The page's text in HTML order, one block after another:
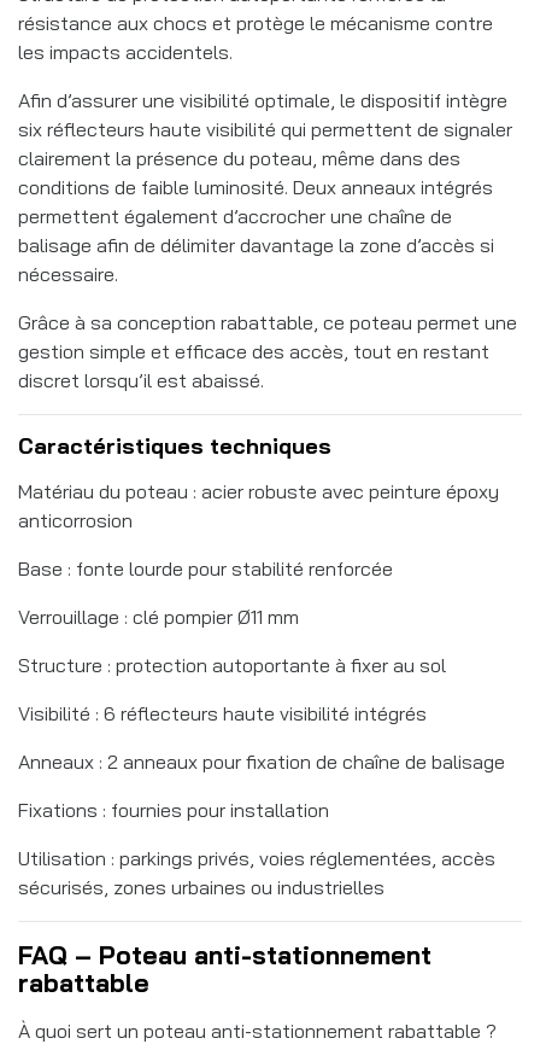
résistance aux chocs et protège le mécanisme contre
les impacts accidentels.
Afin d’assurer une visibilité optimale, le dispositif intègre
six réflecteurs haute visibilité qui permettent de signaler
clairement la présence du poteau, même dans des
conditions de faible luminosité. Deux anneaux intégrés
permettent également d’accrocher une chaîne de
balisage afin de délimiter davantage la zone d’accès si
nécessaire.
Grâce à sa conception rabattable, ce poteau permet une
gestion simple et efficace des accès, tout en restant
discret lorsqu’il est abaissé.
Caractéristiques techniques
Matériau du poteau : acier robuste avec peinture époxy
anticorrosion
Base : fonte lourde pour stabilité renforcée
Verrouillage : clé pompier Ø11 mm
Structure : protection autoportante à fixer au sol
Visibilité : 6 réflecteurs haute visibilité intégrés
Anneaux : 2 anneaux pour fixation de chaîne de balisage
Fixations : fournies pour installation
Utilisation : parkings privés, voies réglementées, accès
sécurisés, zones urbaines ou industrielles
FAQ – Poteau anti-stationnement
rabattable
À quoi sert un poteau anti-stationnement rabattable ?